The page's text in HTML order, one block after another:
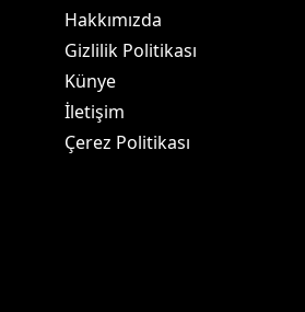
Hakkımızda
Gizlilik Politikası
Künye
İletişim
Çerez Politikası